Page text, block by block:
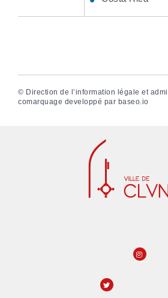
© Direction de l’information légale et
comarquage developpé par baseo.io